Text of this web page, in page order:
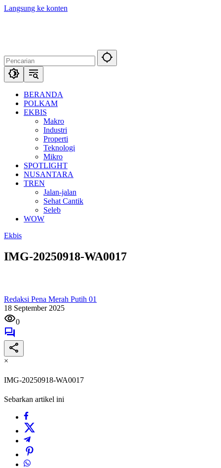
Langsung ke konten
BERANDA
POLKAM
EKBIS
Makro
Industri
Properti
Teknologi
Mikro
SPOTLIGHT
NUSANTARA
TREN
Jalan-jalan
Sehat Cantik
Seleb
WOW
Ekbis
IMG-20250918-WA0017
Redaksi Pena Merah Putih 01
18 September 2025
0
×
IMG-20250918-WA0017
Sebarkan artikel ini